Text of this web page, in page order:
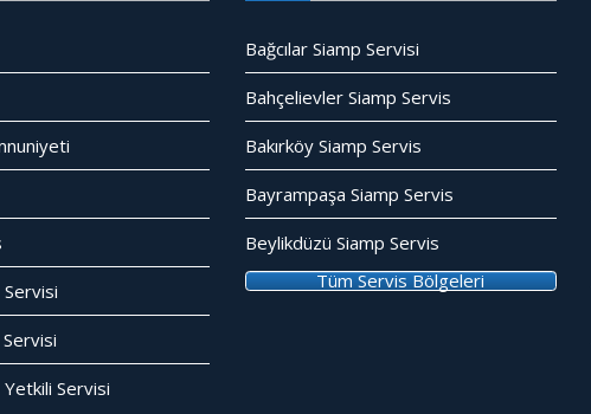
Servisi
Bağcılar Siamp Servisi
Bahçelievler Siamp Servis
Bakırköy Siamp Servis
Bayrampaşa Siamp Servis
Beylikdüzü Siamp Servis
Tüm Servis Bölgeleri